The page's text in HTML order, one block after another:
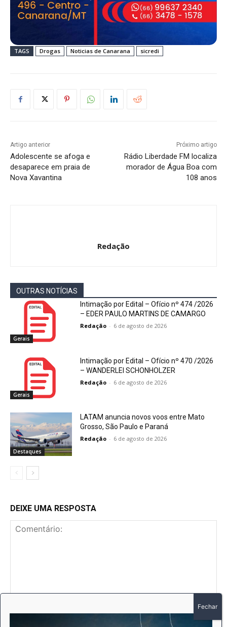
TAGS Drogas Noticias de Canarana sicredi
Artigo anterior
Adolescente se afoga e
desaparece em praia de
Nova Xavantina
Próximo artigo
Rádio Liberdade FM localiza
morador de Água Boa com
108 anos
Redação
OUTRAS NOTÍCIAS
Gerais
Intimação por Edital – Ofício nº 474 /2026
– EDER PAULO MARTINS DE CAMARGO
Redação - 6 de agosto de 2026
Gerais
Intimação por Edital – Ofício nº 470 /2026
– WANDERLEI SCHONHOLZER
Redação - 6 de agosto de 2026
Destaques
LATAM anuncia novos voos entre Mato
Grosso, São Paulo e Paraná
Redação - 6 de agosto de 2026
DEIXE UMA RESPOSTA